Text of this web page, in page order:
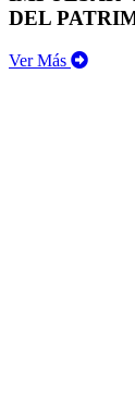
DEL
Ver Más